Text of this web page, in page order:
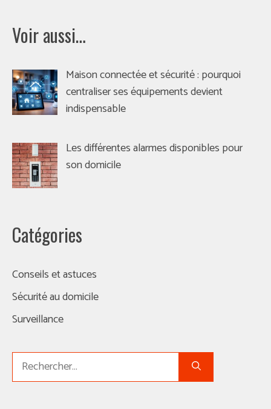
Voir aussi…
Maison connectée et sécurité : pourquoi
centraliser ses équipements devient
indispensable
Les différentes alarmes disponibles pour
son domicile
Catégories
Conseils et astuces
Sécurité au domicile
Surveillance
Rechercher :